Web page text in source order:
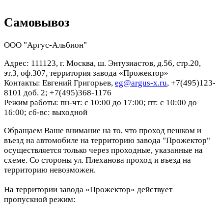
Самовывоз
ООО "Аргус-Альбион"
Адрес: 111123, г. Москва, ш. Энтузиастов, д.56, стр.20,
эт.3, оф.307, территория завода «Прожектор»
Контакты: Евгений Григорьев, eg@argus-x.ru, +7(495)123-
8101 доб. 2; +7(495)368-1176
Режим работы: пн-чт: с 10:00 до 17:00; пт: с 10:00 до
16:00; сб-вс: выходной
Обращаем Ваше внимание на то, что проход пешком и
въезд на автомобиле на территорию завода "Прожектор"
осуществляется только через проходные, указанные на
схеме. Со стороны ул. Плеханова проход и въезд на
территорию невозможен.
На территории завода «Прожектор» действует
пропускной режим: